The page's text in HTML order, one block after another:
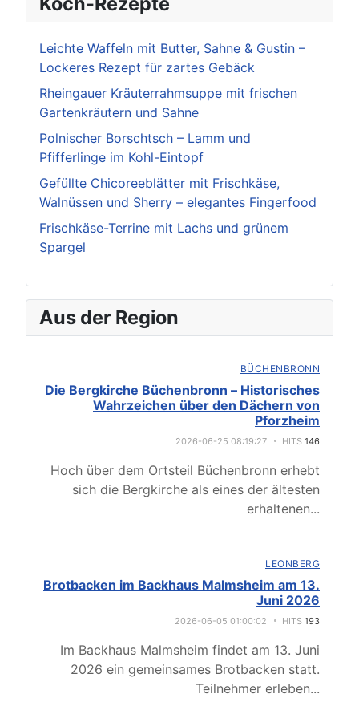
Leichte Waffeln mit Butter, Sahne & Gustin –
Lockeres Rezept für zartes Gebäck
Rheingauer Kräuterrahmsuppe mit frischen
Gartenkräutern und Sahne
Polnischer Borschtsch – Lamm und
Pfifferlinge im Kohl-Eintopf
Gefüllte Chicoreeblätter mit Frischkäse,
Walnüssen und Sherry – elegantes Fingerfood
Frischkäse-Terrine mit Lachs und grünem
Spargel
Aus der Region
BÜCHENBRONN
Die Bergkirche Büchenbronn – Historisches
Wahrzeichen über den Dächern von
Pforzheim
2026-06-25 08:19:27 HITS 146
Hoch über dem Ortsteil Büchenbronn erhebt
sich die Bergkirche als eines der ältesten
erhaltenen...
LEONBERG
Brotbacken im Backhaus Malmsheim am 13.
Juni 2026
2026-06-05 01:00:02 HITS 193
Im Backhaus Malmsheim findet am 13. Juni
2026 ein gemeinsames Brotbacken statt.
Teilnehmer erleben...